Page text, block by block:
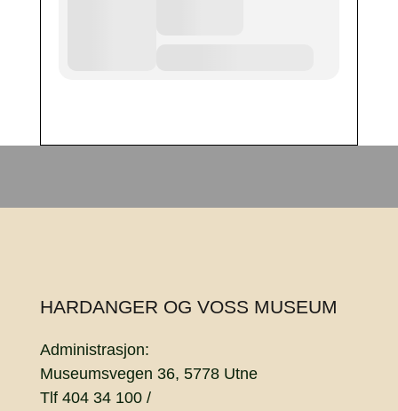
HARDANGER OG VOSS MUSEUM
Administrasjon:
Museumsvegen 36, 5778 Utne
Tlf 404 34 100 /